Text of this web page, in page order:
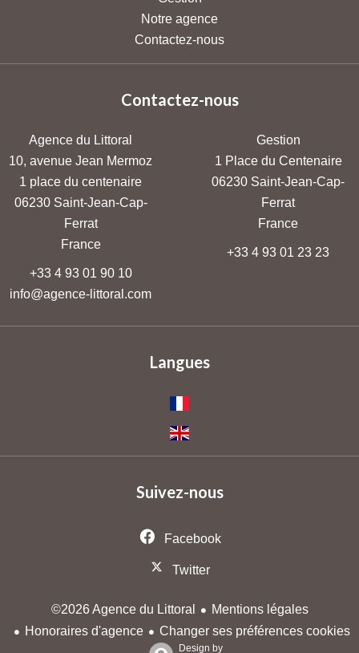
Notre agence
Contactez-nous
Contactez-nous
Agence du Littoral
10, avenue Jean Mermoz
1 place du centenaire
06230Saint-Jean-Cap-
Ferrat
France
+33 4 93 01 90 10
info@agence-littoral.com
Gestion
1 Place du Centenaire
06230 Saint-Jean-Cap-
Ferrat
France
+33 4 93 01 23 23
Langues
Suivez-nous
Facebook
Twitter
©2026 Agence du Littoral
Mentions légales
Honoraires d'agence
Changer ses préférences cookies
Design by